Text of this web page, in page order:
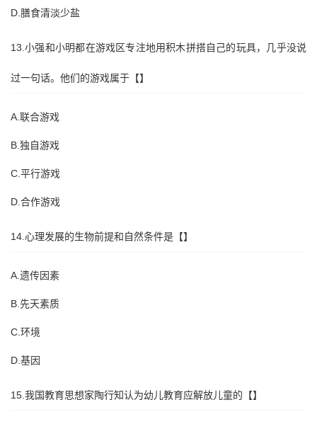
D.膳食清淡少盐
13.小强和小明都在游戏区专注地用积木拼搭自己的玩具，几乎没说
过一句话。他们的游戏属于【】
A.联合游戏
B.独自游戏
C.平行游戏
D.合作游戏
14.心理发展的生物前提和自然条件是【】
A.遗传因素
B.先天素质
C.环境
D.基因
15.我国教育思想家陶行知认为幼儿教育应解放儿童的【】